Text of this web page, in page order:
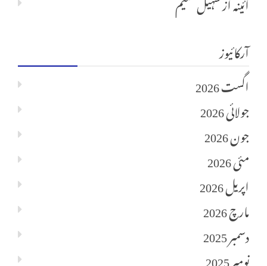
آرکائیوز
اگست 2026
جولائی 2026
جون 2026
مئی 2026
اپریل 2026
مارچ 2026
دسمبر 2025
نومبر 2025